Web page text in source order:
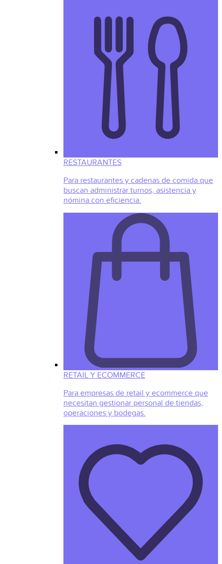
RESTAURANTES
Para restaurantes y cadenas de comida que
buscan administrar turnos, asistencia y
nómina con eficiencia.
RETAIL Y ECOMMERCE
Para empresas de retail y ecommerce que
necesitan gestionar personal de tiendas,
operaciones y bodegas.